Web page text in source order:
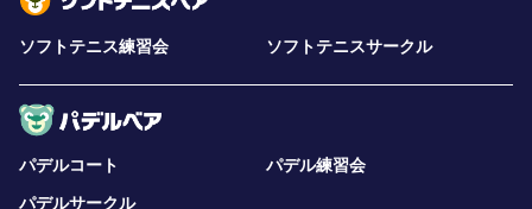
ソフトテニス練習会 ソフトテニスサークル
パデルコート
パデル練習会
パデルサークル